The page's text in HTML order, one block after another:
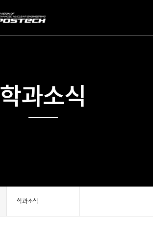
학과소식
학과소식